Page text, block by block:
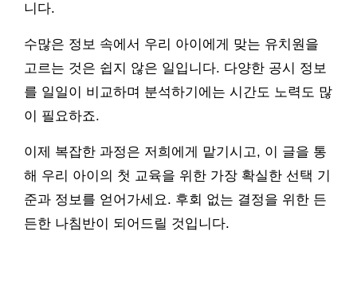
니다.
수많은 정보 속에서 우리 아이에게 맞는 유치원을
고르는 것은 쉽지 않은 일입니다. 다양한 공시 정보
를 일일이 비교하며 분석하기에는 시간도 노력도 많
이 필요하죠.
이제 복잡한 과정은 저희에게 맡기시고, 이 글을 통
해 우리 아이의 첫 교육을 위한 가장 확실한 선택 기
준과 정보를 얻어가세요. 후회 없는 결정을 위한 든
든한 나침반이 되어드릴 것입니다.